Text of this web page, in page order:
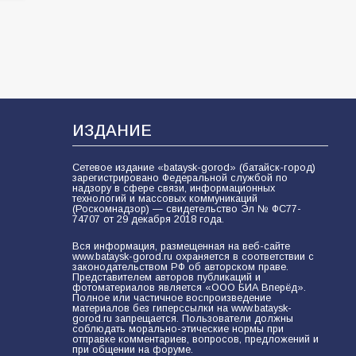
ИЗДАНИЕ
Сетевое издание «bataysk-gorod» (батайск-город)
зарегистрировано Федеральной службой по
надзору в сфере связи, информационных
технологий и массовых коммуникаций
(Роскомнадзор) — свидетельство Эл № ФС77-
74707 от 29 декабря 2018 года.
Вся информация, размещенная на веб-сайте
www.bataysk-gorod.ru охраняется в соответствии с
законодательством РФ об авторском праве.
Представителем авторов публикаций и
фотоматериалов является «ООО БИА Вперёд».
Полное или частичное воспроизведение
материалов без гиперссылки на www.bataysk-
gorod.ru запрещается. Пользователи должны
соблюдать морально-этические нормы при
отправке комментариев, вопросов, предложений и
при общении на форуме.